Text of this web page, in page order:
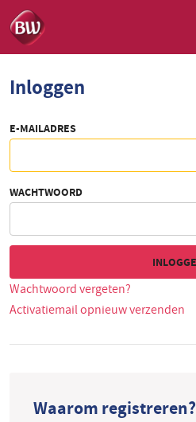
en
de
inhoud
gaan
Inloggen
E-MAILADRES
WACHTWOORD
Wachtwoord vergeten?
Activatiemail opnieuw verzenden
Waarom registreren?